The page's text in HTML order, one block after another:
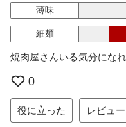
薄味
細麺
焼肉屋さんいる気分にな
0
役に立った レビュ